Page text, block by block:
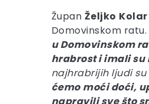
Župan Željko Kolar
Domovinskom ratu.
u Domovinskom
hrabrost i imali su
najhrabrijih ljudi su
ćemo moći doći,